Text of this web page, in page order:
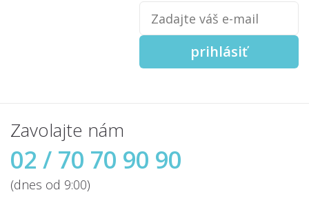
Zadajte
váš
e-
prihlásiť
Zavolajte nám
02 / 70 70 90 90
(dnes od 9:00)